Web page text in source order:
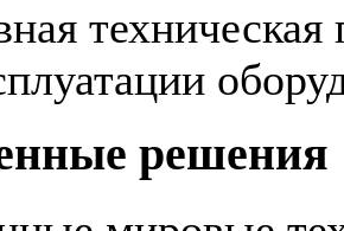
техническая
решения